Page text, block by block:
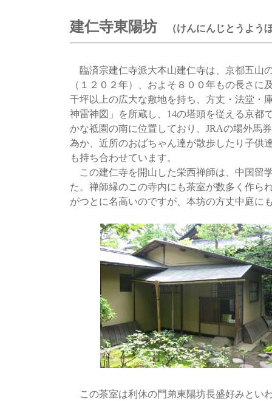
建仁寺東陽坊 （けんにんじとうよう
臨済宗建仁寺派大本山建仁寺は、京都五山
（１２０２年）、およそ８００年もの長さ
千坪以上の広大な敷地を持ち、方丈・法堂・
神雷神図」を所蔵し、14の塔頭を従える京都
かな祗園の南に位置しており、JRAの場外馬
為か、近所のおばちゃん達が散歩したり子供
も持ち合わせています。
この建仁寺を開山した栄西禅師は、中国留
た。禅師縁のこの寺内にも茶室が数多く作ら
がつとに名高いのですが、本坊の方丈中庭に
この茶室は利休の門弟東陽坊長盛好みとい